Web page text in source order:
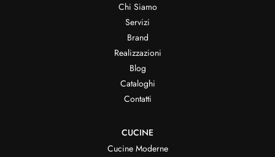
Chi Siamo
Servizi
Brand
Realizzazioni
Blog
Cataloghi
Contatti
CUCINE
Cucine Moderne